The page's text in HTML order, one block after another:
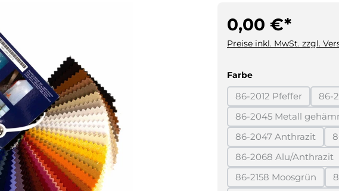
0,00 €*
Preise inkl. MwSt. zzgl.
Farbeauswählen
86-2012 Pfeffer
(Diese Option ist
86-
86-2045 Metall
(Diese
86-2047 Anthrazit
(Diese Option
86-2068 Alu/Anthrazit
(Diese
86-2158 Moosgrün
(Diese Option